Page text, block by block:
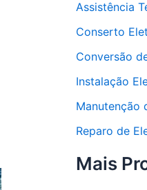
Assistência
Conserto
Conversão
Instalação
Manutenção
Reparo de
Mais